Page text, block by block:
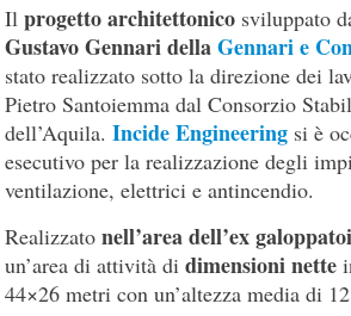
Ilprogetto architettonico sviluppato
Gustavo Gennari dellaGennari e
stato realizzato sotto la direzione dei
Pietro Santoiemma dal Consorzio
dell’Aquila.Incide Engineering si è
esecutivo per la realizzazione degli
ventilazione, elettrici e antincendio.
Realizzatonell’area dell’ex
un’area di attività didimensioni nette
44×26 metri con un’altezza media di